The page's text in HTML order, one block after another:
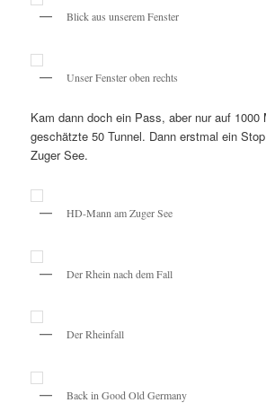
Blick aus unserem Fenster
Unser Fenster oben rechts
Kam dann doch ein Pass, aber nur auf 1000
geschätzte 50 Tunnel. Dann erstmal ein
Zuger See.
HD-Mann am Zuger See
Der Rhein nach dem Fall
Der Rheinfall
Back in Good Old Germany